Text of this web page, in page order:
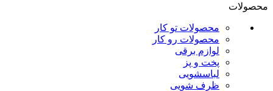
محصولات
محصولات تو کار
محصولات رو کار
لوازم برقی
پخت و پز
لباسشویی
ظرف شویی